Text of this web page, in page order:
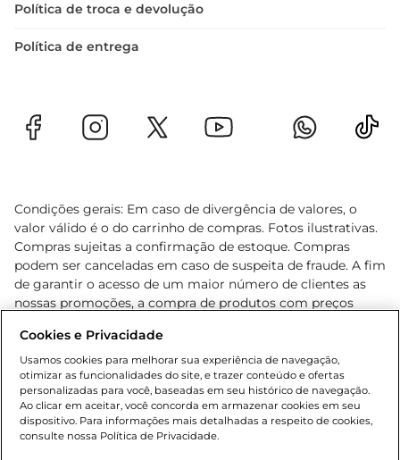
Política de troca e devolução
Política de entrega
Condições gerais: Em caso de divergência de valores, o
valor válido é o do carrinho de compras. Fotos ilustrativas.
Compras sujeitas a confirmação de estoque. Compras
podem ser canceladas em caso de suspeita de fraude. A fim
de garantir o acesso de um maior número de clientes as
nossas promoções, a compra de produtos com preços
cliente. Os preços, ofertas e condições são exclusivos para
o e-commerce e válidos durante o dia de hoje, podendo
sofrer alterações sem prévia notificação. Proibida a venda
de bebidas alcoólicas para menores de 18 anos, conforme
Lei n.º 8069/90, art. 81, inciso II (Estatuto da Criança e do
Adolescente). Preços e condições exclusivos para o
Cookies e Privacidade
Usamos cookies para melhorar sua experiência de navegação,
otimizar as funcionalidades do site, e trazer conteúdo e ofertas
personalizadas para você, baseadas em seu histórico de navegação.
Ao clicar em aceitar, você concorda em armazenar cookies em seu
dispositivo. Para informações mais detalhadas a respeito de cookies,
consulte nossa Política de Privacidade.